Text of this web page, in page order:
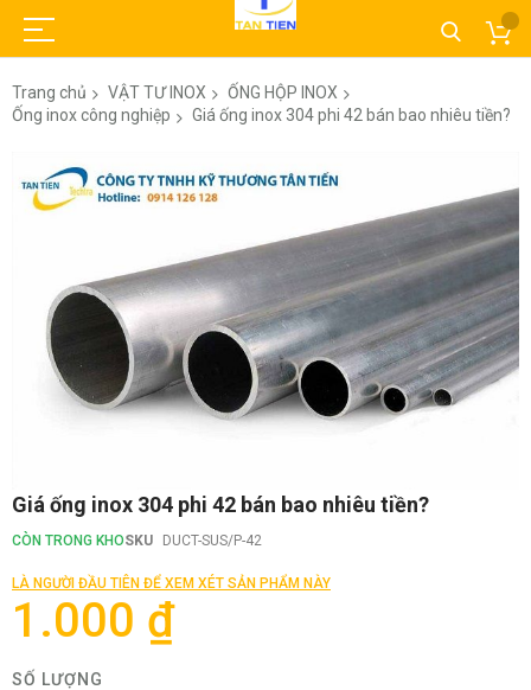
Trang chủ VẬT TƯ INOX
ỐNG HỘP INOX
Ống inox công nghiệp
Giá ống inox 304 phi 42 bán bao nhiêu tiền?
đến
phần
Chuyển
đến
phần
của
thư
hình
Giá ống inox 304 phi 42 bán bao nhiêu tiền?
CÒN TRONG KHOSKU DUCT-SUS/P-42
LÀ NGƯỜI ĐẦU TIÊN ĐỂ XEM XÉT SẢN PHẨM NÀY
1.000 ₫
SỐ LƯỢNG